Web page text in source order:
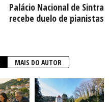
Palácio Nacional de Sintra
recebe duelo de pianistas
MAIS DO AUTOR